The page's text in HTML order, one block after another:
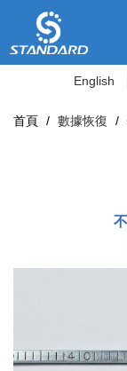
English
首頁 / 數據恢復 /